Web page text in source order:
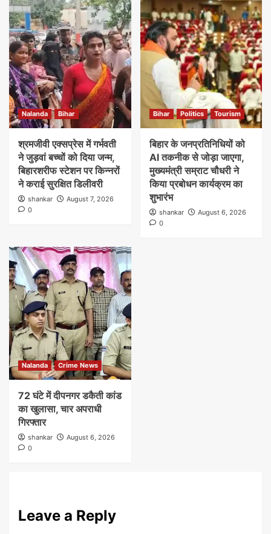
Nalanda Bihar
श्रमजीवी एक्सप्रेस में गर्भवती
ने जुड़वां बच्चों को दिया जन्म,
बिहारशरीफ स्टेशन पर किन्नरों
ने कराई सुरक्षित डिलीवरी
shankar
August 7, 2026
0
Bihar Politics Tourism
बिहार के जनप्रतिनिधियों को
AI तकनीक से जोड़ा जाएगा,
मुख्यमंत्री सम्राट चौधरी ने
किया प्रबोधन कार्यक्रम का
शुभारंभ
shankar
August 6, 2026
0
Nalanda Crime News
72 घंटे में दीपनगर डकैती कांड
का खुलासा, चार अपराधी
गिरफ्तार
shankar
August 6, 2026
0
Leave a Reply